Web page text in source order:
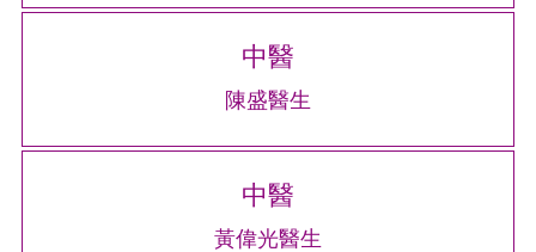
中醫
陳盛醫生
中醫
黃偉光醫生